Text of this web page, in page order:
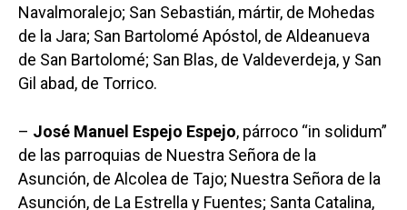
Navalmoralejo; San Sebastián, mártir, de Mohedas
de la Jara; San Bartolomé Apóstol, de Aldeanueva
de San Bartolomé; San Blas, de Valdeverdeja, y San
Gil abad, de Torrico.
– José Manuel Espejo Espejo, párroco “in solidum”
de las parroquias de Nuestra Señora de la
Asunción, de Alcolea de Tajo; Nuestra Señora de la
Asunción, de La Estrella y Fuentes; Santa Catalina,